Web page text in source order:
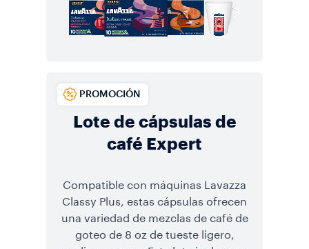
Lote de cápsulas de
café Expert
PROMOCIÓN
Compatible con máquinas Lavazza
Classy Plus, estas cápsulas ofrecen
una variedad de mezclas de café de
goteo de 8 oz de tueste ligero,